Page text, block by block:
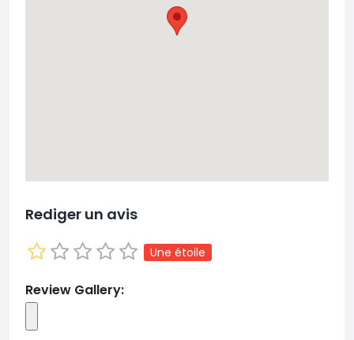
Rediger un avis
Une étoile
Review Gallery: